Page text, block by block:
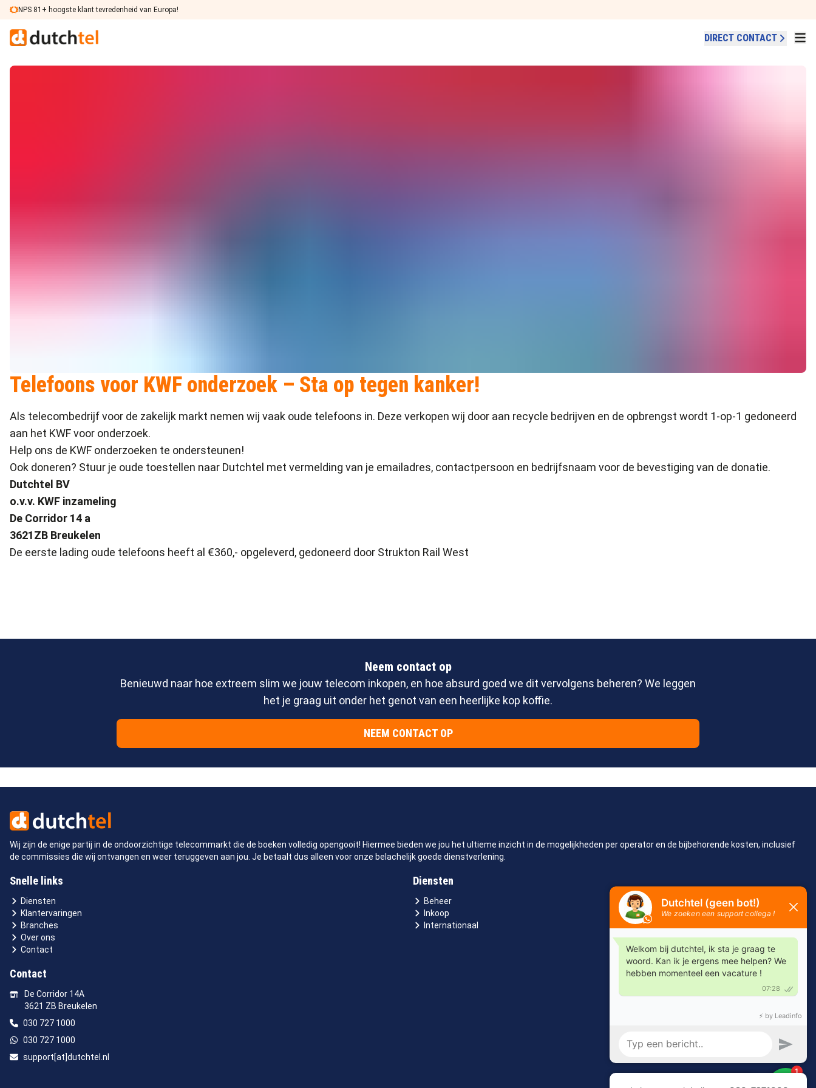
Ga naar de inhoud
NPS 81+ hoogste klant tevredenheid van Europa!
DIRECT CONTACT
Telefoons voor KWF onderzoek – Sta op tegen kanker!
Als telecombedrijf voor de zakelijk markt nemen wij vaak oude telefoons in. Deze verkopen wij door aan recycle bedrijven en de opbrengst wordt 1-op-1 gedoneerd
aan het KWF voor onderzoek.
Help ons de KWF onderzoeken te ondersteunen!
Ook doneren? Stuur je oude toestellen naar Dutchtel met vermelding van je emailadres, contactpersoon en bedrijfsnaam voor de bevestiging van de donatie.
Dutchtel BV
o.v.v. KWF inzameling
De Corridor 14 a
3621ZB Breukelen
De eerste lading oude telefoons heeft al €360,- opgeleverd, gedoneerd door Strukton Rail West
Neem contact op
Benieuwd naar hoe extreem slim we jouw telecom inkopen, en hoe absurd goed we dit vervolgens beheren? We leggen
het je graag uit onder het genot van een heerlijke kop koffie.
NEEM CONTACT OP
Wij zijn de enige partij in de ondoorzichtige telecommarkt die de boeken volledig opengooit! Hiermee bieden we jou het ultieme inzicht in de mogelijkheden per operator en de bijbehorende kosten, inclusief
de commissies die wij ontvangen en weer teruggeven aan jou. Je betaalt dus alleen voor onze belachelijk goede dienstverlening.
Snelle links
Diensten
Klantervaringen
Branches
Over ons
Contact
Diensten
Beheer
Inkoop
Internationaal
Contact
De Corridor 14A
3621 ZB Breukelen
030 727 1000
030 727 1000
support[at]dutchtel.nl